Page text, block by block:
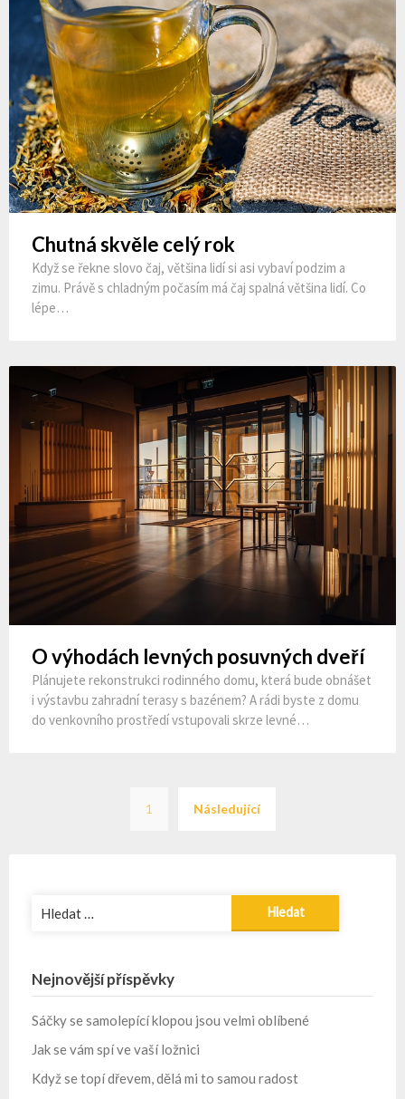
Chutná skvěle celý rok
Když se řekne slovo čaj, většina lidí si asi vybaví podzim a
zimu. Právě s chladným počasím má čaj spalná většina lidí. Co
lépe…
O výhodách levných posuvných dveří
Plánujete rekonstrukci rodinného domu, která bude obnášet
i výstavbu zahradní terasy s bazénem? A rádi byste z domu
do venkovního prostředí vstupovali skrze levné…
příspěvků
1 Následující
Nejnovější příspěvky
Sáčky se samolepící klopou jsou velmi oblíbené
Jak se vám spí ve vaší ložnici
Když se topí dřevem, dělá mi to samou radost